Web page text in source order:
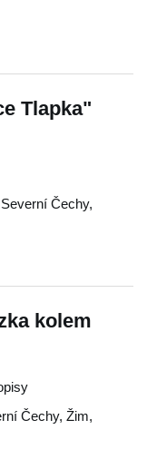
Tlapka"
Severní Čechy,
kolem
Čechy,Žim,